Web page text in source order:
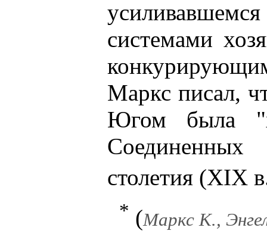
системами
Маркс писал,
Югом была
столетия (XIX
* (Маркс К.,